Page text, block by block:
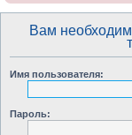
Вам
Имя пользователя:
Пароль: